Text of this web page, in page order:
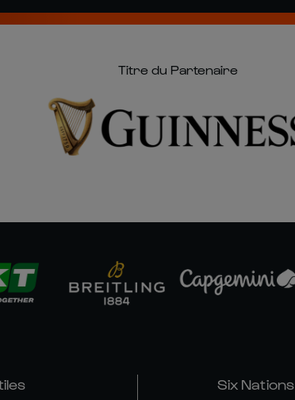
Titre du Partenaire
Six Nations